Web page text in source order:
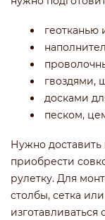
геотканью
гвоздями,
досками
песком,
Нужно доставить
приобрести
рулетку. Для
столбы, сетка
изготавливаться